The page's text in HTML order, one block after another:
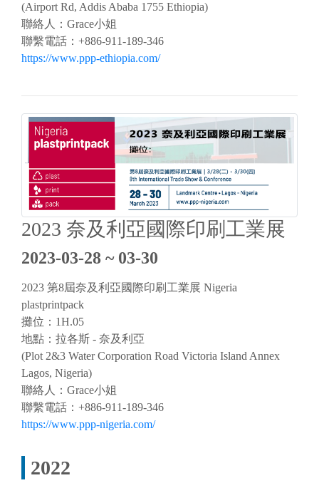
(Airport Rd, Addis Ababa 1755 Ethiopia)
聯絡人：Grace小姐
聯繫電話：+886-911-189-346
https://www.ppp-ethiopia.com/
2023 奈及利亞國際印刷工業展
2023-03-28 ~ 03-30
2023 第8屆奈及利亞國際印刷工業展 Nigeria
plastprintpack
攤位：1H.05
地點：拉各斯 - 奈及利亞
(Plot 2&3 Water Corporation Road Victoria Island Annex
Lagos, Nigeria)
聯絡人：Grace小姐
聯繫電話：+886-911-189-346
https://www.ppp-nigeria.com/
2022